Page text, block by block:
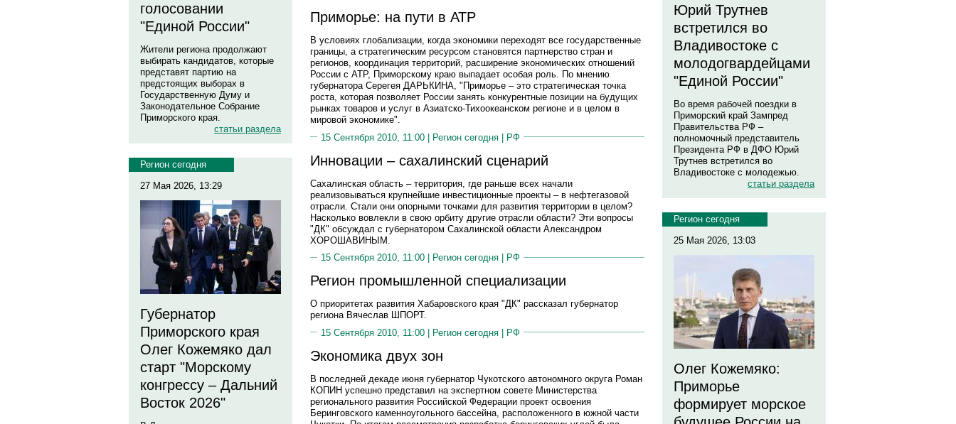
голосовании
"Единой России"
Жители региона продолжают
выбирать кандидатов, которые
представят партию на
предстоящих выборах в
Государственную Думу и
Законодательное Собрание
Приморского края.
статьи раздела
Регион сегодня
27 Мая 2026, 13:29
Губернатор
Приморского края
Олег Кожемяко дал
старт "Морскому
конгрессу – Дальний
Восток 2026"
Приморье: на пути в АТР
В условиях глобализации, когда экономики переходят все государственные
границы, а стратегическим ресурсом становятся партнерство стран и
регионов, координация территорий, расширение экономических отношений
России с АТР, Приморскому краю выпадает особая роль. По мнению
губернатора Серегея ДАРЬКИНА, "Приморье – это стратегическая точка
роста, которая позволяет России занять конкурентные позиции на будущих
рынках товаров и услуг в Азиатско-Тихоокеанском регионе и в целом в
мировой экономике".
15 Сентября 2010, 11:00 | Регион сегодня | РФ
Инновации – сахалинский сценарий
Сахалинская область – территория, где раньше всех начали
реализовываться крупнейшие инвестиционные проекты – в нефтегазовой
отрасли. Стали они опорными точками для развития территории в целом?
Насколько вовлекли в свою орбиту другие отрасли области? Эти вопросы
"ДК" обсуждал с губернатором Сахалинской области Александром
ХОРОШАВИНЫМ.
15 Сентября 2010, 11:00 |
Регион сегодня РФ
Регион промышленной специализации
О приоритетах развития Хабаровского края "ДК" рассказал губернатор
региона Вячеслав ШПОРТ.
15 Сентября 2010, 11:00 | Регион сегодня | РФ
Экономика двух зон
В последней декаде июня губернатор Чукотского автономного округа Роман
КОПИН успешно представил на экспертном совете Министерства
регионального развития Российской Федерации проект освоения
Беринговского каменноугольного бассейна, расположенного в южной части
Юрий Трутнев
встретился во
Владивостоке с
молодогвардейцами
"Единой России"
Во время рабочей поездки в
Приморский край Зампред
Правительства РФ –
полномочный представитель
Президента РФ в ДФО Юрий
Трутнев встретился во
Владивостоке с молодежью.
статьи раздела
Регион сегодня
25 Мая 2026, 13:03
Олег Кожемяко:
Приморье
формирует морское